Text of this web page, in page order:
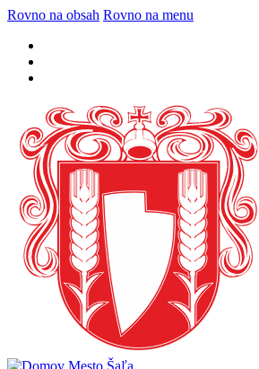
Rovno na obsah Rovno na menu